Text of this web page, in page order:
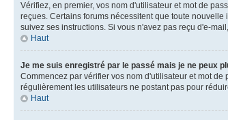
Vérifiez, en premier, vos nom d'utilisateur et mot de
reçues. Certains forums nécessitent que toute
suivez ses instructions. Si vous n'avez pas reçu d'e-
Haut
Je me suis enregistré par le passé mais je ne peux
Commencez par vérifier vos nom d'utilisateur et mot
régulièrement les utilisateurs ne postant pas pour
Haut